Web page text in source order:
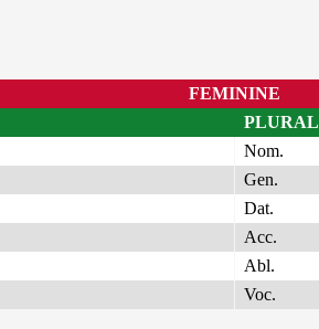
FEMININE
PLURAL
Nom.
Gen.
Dat.
Acc.
Abl.
Voc.